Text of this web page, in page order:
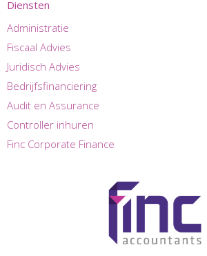
Diensten
Administratie
Fiscaal Advies
Juridisch Advies
Bedrijfsfinanciering
Audit en Assurance
Controller inhuren
Finc Corporate Finance